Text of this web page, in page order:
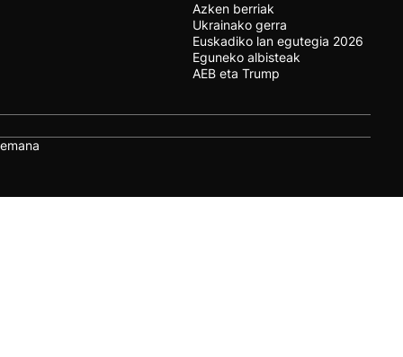
Azken berriak
Ukrainako gerra
Euskadiko lan egutegia 2026
Eguneko albisteak
AEB eta Trump